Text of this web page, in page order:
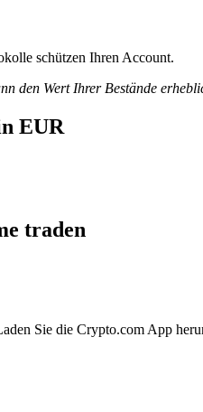
schützen Ihren Account.
den Wert Ihrer Bestände
EUR
traden
Sie die Crypto.com App